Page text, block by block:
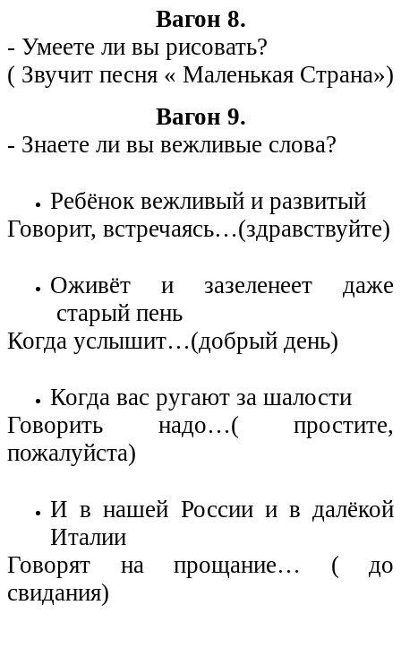
Вагон 8.
- Умеете ли вы рисовать?
( Звучит песня « Маленькая Страна»)
Вагон 9.
- Знаете ли вы вежливые слова?
Ребёнок вежливый и развитый
Говорит, встречаясь…(здравствуйте)
Оживёт и зазеленеет даже
старый пень
Когда услышит…(добрый день)
Когда вас ругают за шалости
Говорить надо…( простите,
пожалуйста)
И в нашей России и в далёкой
Италии
Говорят на прощание… ( до
свидания)